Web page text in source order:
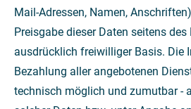
Mail-Adressen, Namen,
Preisgabe dieser Daten seitens
ausdrücklich freiwilliger Basis. Die
Bezahlung aller angebotenen
technisch möglich und zumutbar -